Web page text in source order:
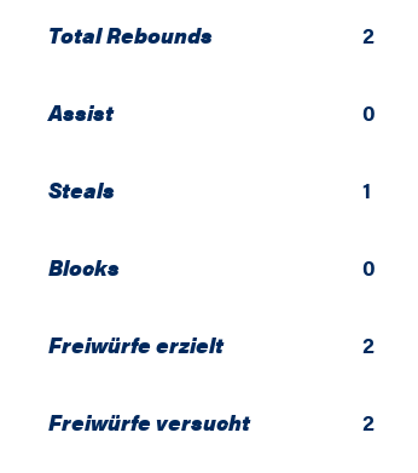
Total Rebounds 2
Assist 0
Steals 1
Blocks 0
Freiwürfe erzielt 2
Freiwürfe versucht 2